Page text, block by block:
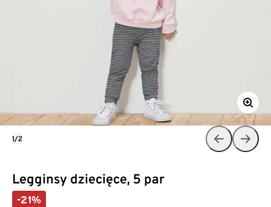
Legginsy dziecięce, 5 par
-21%
1/2